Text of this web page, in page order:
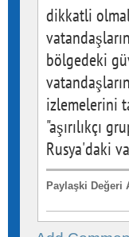
dikkatli
bölgedeki
izlemelerini
"aşırılıkçı
Rusya'daki
Paylaşki Değeri